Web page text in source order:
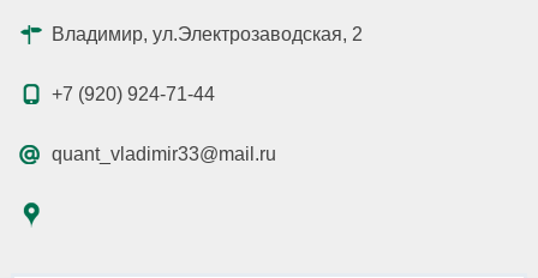
Владимир, ул.Электрозаводская, 2
+7 (920) 924-71-44
quant_vladimir33@mail.ru